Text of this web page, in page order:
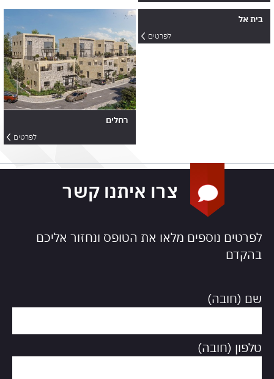
אל
לפרטים
רחלים
לפרטים
צרו איתנו קשר
לפרטים נוספים מלאו את הטופס ונחזור אליכם
בהקדם
שם (חובה)
טלפון (חובה)